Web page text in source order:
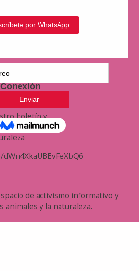
boletín y
de los
de activismo informativo y
animales y la naturaleza.